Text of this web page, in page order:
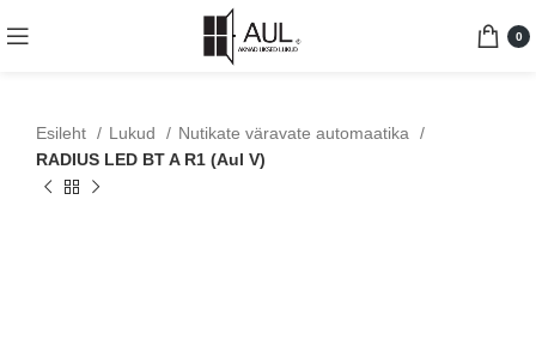
0
Esileht Lukud
Nutikate väravate automaatika
RADIUS LED BT A R1 (Aul V)